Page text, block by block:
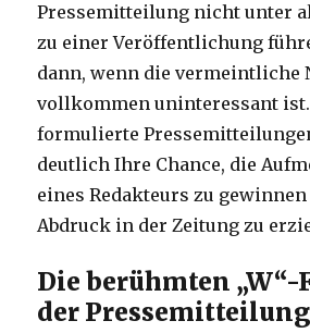
Pressemitteilung nicht unter
zu einer Veröffentlichung
dann, wenn die vermeintliche
vollkommen uninteressant
formulierte
deutlich Ihre Chance, die
eines Redakteurs zu
Abdruck in der Zeitung zu
Die berühmten „W“-
der Pressemitteilung